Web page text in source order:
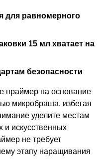
для равномерного
15 мл хватает на
безопасности
праймер на основание
микробраша, избегая
уделите местам
и искусственных
не требует
этапу наращивания